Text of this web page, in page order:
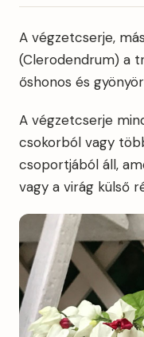
A végzetcserje,
(Clerodendrum) a
őshonos és
A végzetcserje
csokorból vagy
csoportjából áll,
vagy a virág külső